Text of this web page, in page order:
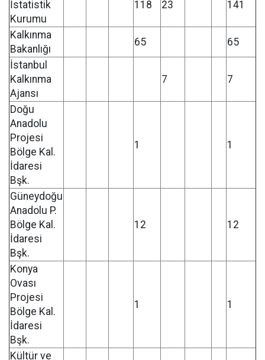
İstatistik
Kurumu
118 23 141
Kalkınma
Bakanlığı
65
65
İstanbul
Kalkınma
Ajansı
7 7
Doğu
Anadolu
Projesi
Bölge Kal.
İdaresi
Bşk.
1 1
Güneydoğu
Anadolu P.
Bölge Kal.
İdaresi
Bşk.
12 12
Konya
Ovası
Projesi
Bölge Kal.
İdaresi
Bşk.
1 1
Kültür ve